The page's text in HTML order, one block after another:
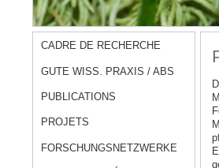
CADRE DE RECHERCHE
GUTE WISS. PRAXIS / ABS
PUBLICATIONS
PROJETS
FORSCHUNGSNETZWERKE